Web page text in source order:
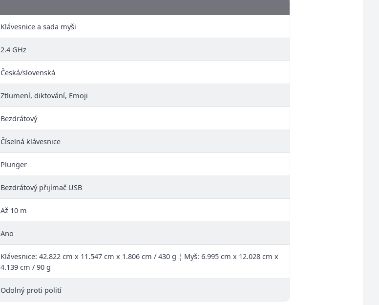
Klávesnice a sada myši
2.4 GHz
Česká/slovenská
Ztlumení, diktování, Emoji
Bezdrátový
Číselná klávesnice
Plunger
Bezdrátový přijímač USB
Až 10 m
Ano
Klávesnice: 42.822 cm x 11.547 cm x 1.806 cm / 430 g ¦ Myš: 6.995 cm x 12.028 cm x
4.139 cm / 90 g
Odolný proti polití